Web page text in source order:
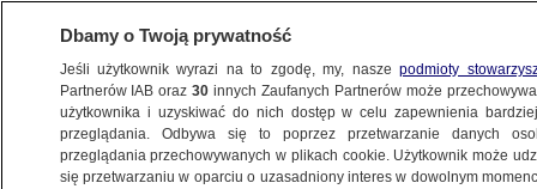
POLSKA
Dbamy o Twoją prywatność
Jeśli użytkownik wyrazi na to zgodę, my, naszepodmioty
Partnerów IAB oraz30 innych Zaufanych Partnerów może
użytkownika i uzyskiwać do nich dostęp w celu zapewnienia
przeglądania. Odbywa się to poprzez przetwarzanie danych
przeglądania przechowywanych w plikach cookie. Użytkownik może
się przetwarzaniu w oparciu o uzasadniony interes w dowolnym